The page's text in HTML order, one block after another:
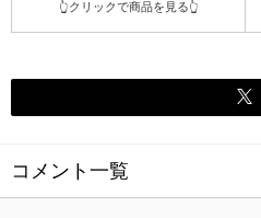
👆クリックで商品を見る👆
コメント一覧